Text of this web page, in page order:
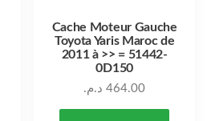
Cache Moteur Gauche
Toyota Yaris Maroc de
2011 à >> = 51442-
0D150
464.00 د.م.